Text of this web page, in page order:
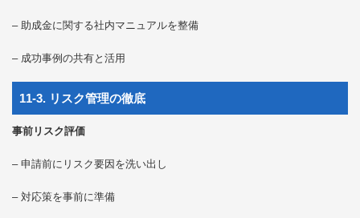
– 助成金に関する社内マニュアルを整備
– 成功事例の共有と活用
11-3. リスク管理の徹底
事前リスク評価
– 申請前にリスク要因を洗い出し
– 対応策を事前に準備